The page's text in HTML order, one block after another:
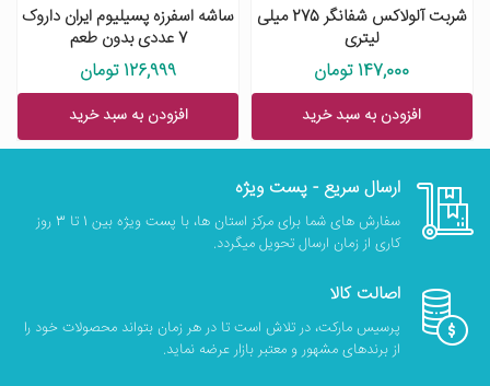
شربت آلولاکس شفانگر 275 میلی
لیتری
147,000 تومان
افزودن به سبد خرید
ساشه اسفرزه پسیلیوم ایران داروک
7 عددی بدون طعم
126,999 تومان
افزودن به سبد خرید
ارسال سریع - پست ویژه
سفارش های شما برای مرکز استان ها، با پست ویژه بین 1 تا 3 روز
کاری از زمان ارسال تحویل میگردد.
اصالت کالا
پرسیس مارکت، در تلاش است تا در هر زمان بتواند محصولات خود را
از برندهای مشهور و معتبر بازار عرضه نماید.